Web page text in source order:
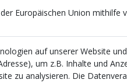
Europäischen Union
auf unserer Website
um z.B. Inhalte und
zu analysieren. Die